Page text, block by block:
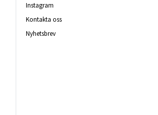
Instagram
Kontakta oss
Nyhetsbrev